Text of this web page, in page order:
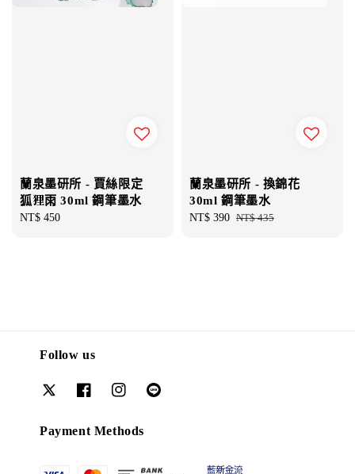
蘭泉墨研所 - 賈絲限定
狐狸雨 30ml 鋼筆墨水
Regular
NT$ 450
蘭泉墨研所 - 換錦花
30ml 鋼筆墨水
Sale
NT$ 390 Regular
NT$ 435
Follow us
Payment Methods